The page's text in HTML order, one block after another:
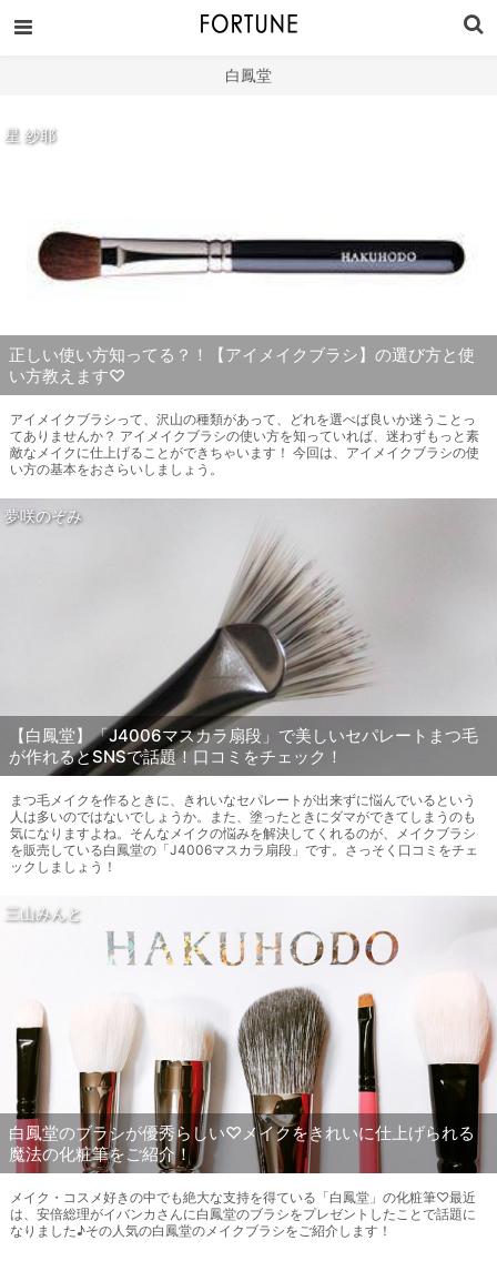
白鳳堂
星 紗耶
正しい使い方知ってる？！【アイメイクブラシ】の選び方と使
い方教えます♡
アイメイクブラシって、沢山の種類があって、どれを選べば良いか迷うことっ
てありませんか？ アイメイクブラシの使い方を知っていれば、迷わずもっと素
敵なメイクに仕上げることができちゃいます！ 今回は、アイメイクブラシの使
い方の基本をおさらいしましょう。
夢咲のぞみ
【白鳳堂】「J4006マスカラ扇段」で美しいセパレートまつ毛
が作れるとSNSで話題！口コミをチェック！
まつ毛メイクを作るときに、きれいなセパレートが出来ずに悩んでいるという
人は多いのではないでしょうか。また、塗ったときにダマができてしまうのも
気になりますよね。そんなメイクの悩みを解決してくれるのが、メイクブラシ
を販売している白鳳堂の「J4006マスカラ扇段」です。さっそく口コミをチェ
ックしましょう！
三山みんと
白鳳堂のブラシが優秀らしい♡メイクをきれいに仕上げられる
魔法の化粧筆をご紹介！
メイク・コスメ好きの中でも絶大な支持を得ている「白鳳堂」の化粧筆♡最近
は、安倍総理がイバンカさんに白鳳堂のブラシをプレゼントしたことで話題に
なりました♪その人気の白鳳堂のメイクブラシをご紹介します！